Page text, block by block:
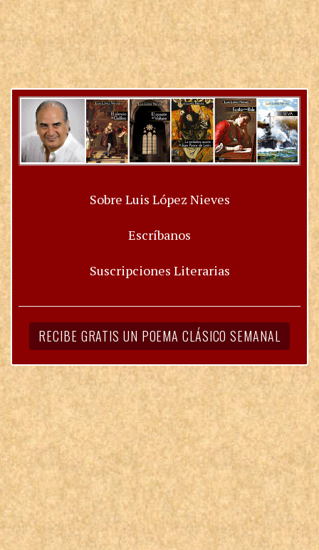
Sobre Luis López Nieves
Escríbanos
Suscripciones Literarias
RECIBE GRATIS UN POEMA CLÁSICO SEMANAL